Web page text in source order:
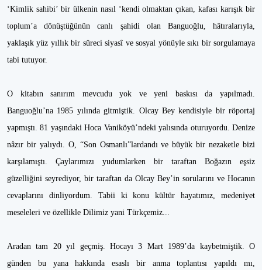
‘Kimlik sahibi’ bir ülkenin nasıl ‘kendi olmaktan çıkan, kafası karışık bir
toplum’a dönüştüğünün canlı şahidi olan Banguoğlu, hâtıralarıyla,
yaklaşık yüz yıllık bir süreci siyasî ve sosyal yönüyle sıkı bir sorgulamaya
tabi tutuyor.
O kitabın sanırım mevcudu yok ve yeni baskısı da yapılmadı.
Banguoğlu’na 1985 yılında gitmiştik. Olcay Bey kendisiyle bir röportaj
yapmıştı. 81 yaşındaki Hoca Vaniköyü’ndeki yalısında oturuyordu. Denize
nâzır bir yalıydı. O, “Son Osmanlı”lardandı ve büyük bir nezaketle bizi
karşılamıştı. Çaylarımızı yudumlarken bir taraftan Boğazın eşsiz
güzelliğini seyrediyor, bir taraftan da Olcay Bey’in sorularını ve Hocanın
cevaplarını dinliyordum. Tabii ki konu kültür hayatımız, medeniyet
meseleleri ve özellikle Dilimiz yani Türkçemiz...
Aradan tam 20 yıl geçmiş. Hocayı 3 Mart 1989’da kaybetmiştik. O
günden bu yana hakkında esaslı bir anma toplantısı yapıldı mı,